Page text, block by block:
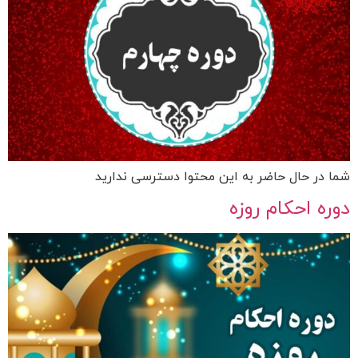
شما در حال حاضر به این محتوا دسترسی ندارید
دوره احکام روزه